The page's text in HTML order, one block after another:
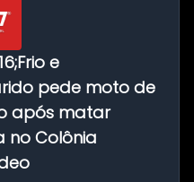
e
pede moto de
após matar
no Colônia